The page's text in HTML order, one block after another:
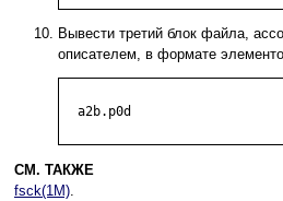
Вывести третий блок файла,
описателем, в формате
  a2b.p0d
СМ. ТАКЖЕ
fsck(1M).